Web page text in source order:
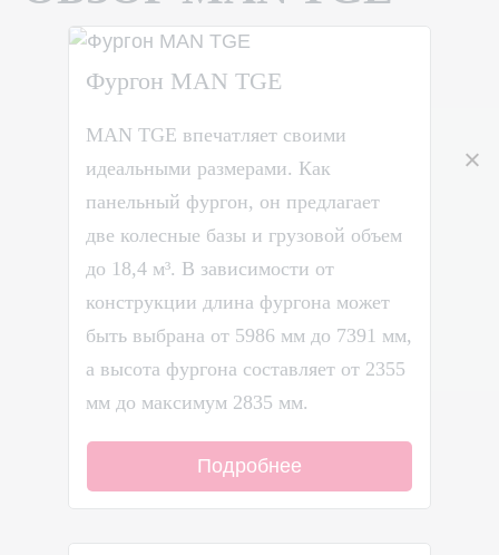
Фургон MAN TGE
MAN TGE впечатляет своими
идеальными размерами. Как
панельный фургон, он предлагает
две колесные базы и грузовой объем
до 18,4 м³. В зависимости от
конструкции длина фургона может
быть выбрана от 5986 мм до 7391 мм,
а высота фургона составляет от 2355
мм до максимум 2835 мм.
Подробнее